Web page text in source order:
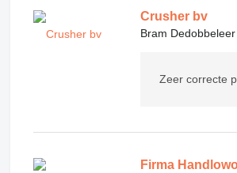
Crusher bv
Bram Dedobbeleer
Zeer correcte
Firma